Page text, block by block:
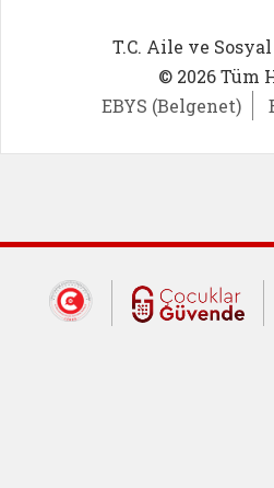
T.C. Aile ve
© 2026 Tüm
EBYS (Belgenet)
Dış